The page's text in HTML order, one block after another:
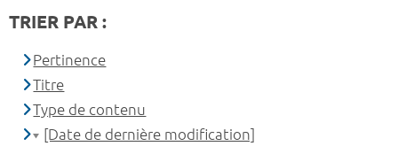
TRIER PAR :
Pertinence
Titre
Type de contenu
[Date de dernière modification]